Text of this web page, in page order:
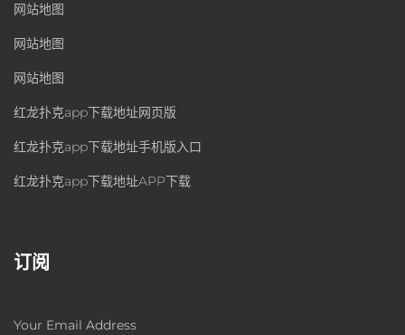
网站地图
网站地图
网站地图
红龙扑克app下载地址网页版
红龙扑克app下载地址手机版入口
红龙扑克app下载地址APP下载
订阅
Your Email Address